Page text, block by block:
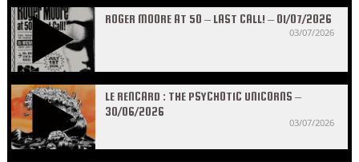
ROGER MOORE AT 50 – LAST CALL! – 01/07/2026
03/07/2026
LE RENCARD : THE PSYCHOTIC UNICORNS –
30/06/2026
03/07/2026